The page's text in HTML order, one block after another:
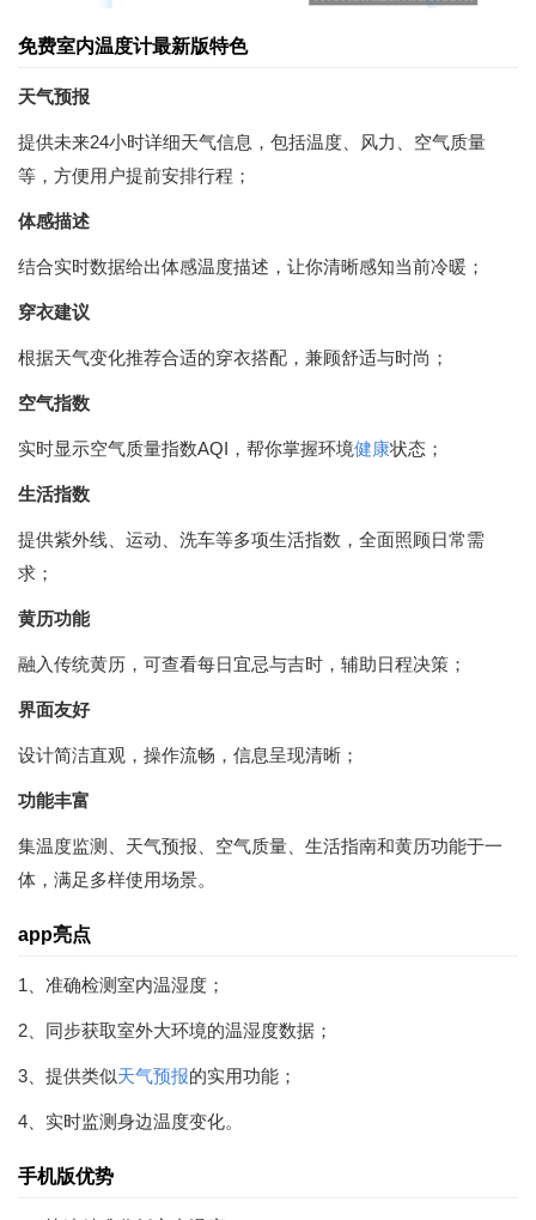
免费室内温度计最新版特色
天气预报
提供未来24小时详细天气信息，包括温度、风力、空气质量
等，方便用户提前安排行程；
体感描述
结合实时数据给出体感温度描述，让你清晰感知当前冷暖；
穿衣建议
根据天气变化推荐合适的穿衣搭配，兼顾舒适与时尚；
空气指数
实时显示空气质量指数AQI，帮你掌握环境健康状态；
生活指数
提供紫外线、运动、洗车等多项生活指数，全面照顾日常需
求；
黄历功能
融入传统黄历，可查看每日宜忌与吉时，辅助日程决策；
界面友好
设计简洁直观，操作流畅，信息呈现清晰；
功能丰富
集温度监测、天气预报、空气质量、生活指南和黄历功能于一
体，满足多样使用场景。
app亮点
1、准确检测室内温湿度；
2、同步获取室外大环境的温湿度数据；
3、提供类似天气预报的实用功能；
4、实时监测身边温度变化。
手机版优势